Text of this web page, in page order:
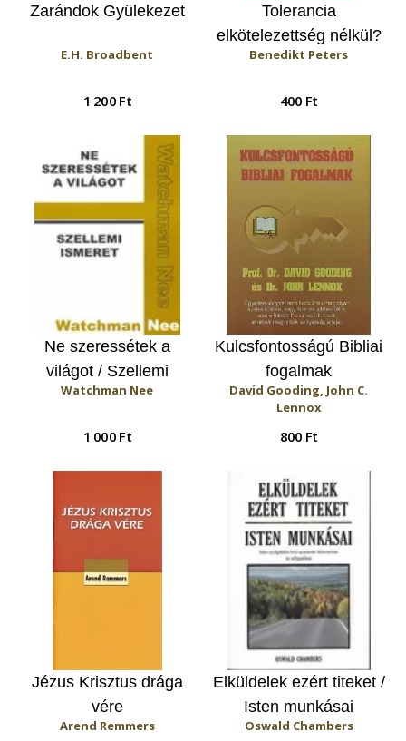
Zarándok Gyülekezet
E.H. Broadbent
1 200 Ft
Tolerancia
elkötelezettség nélkül?
/ Tolerancia - szeretet
Benedikt Peters
400 Ft
Ne szeressétek a
világot / Szellemi
ismeret
Watchman Nee
1 000 Ft
Kulcsfontosságú Bibliai
fogalmak
David Gooding, John C.
Lennox
800 Ft
Jézus Krisztus drága
vére
Arend Remmers
Elküldelek ezért titeket /
Isten munkásai
Oswald Chambers